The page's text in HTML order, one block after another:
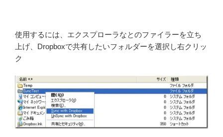
使用するには、エクスプローラなとのファイラーを立ち
上げ、Dropboxで共有したいフォルダーを選択し右クリッ
ク